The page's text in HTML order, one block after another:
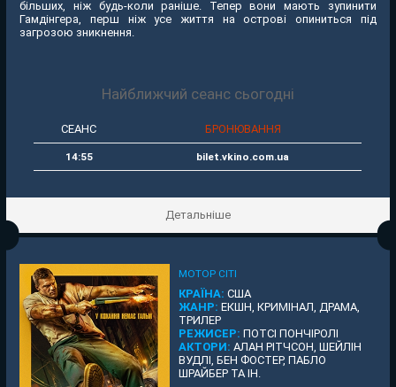
більших, ніж будь-коли раніше. Тепер вони мають зупинити
Гамдінгера, перш ніж усе життя на острові опиниться під
загрозою зникнення.
Найближчий сеанс сьогодні
СЕАНС БРОНЮВАННЯ
14:55 bilet.vkino.com.ua
Детальніше
МОТОР СІТІ
КРАЇНА: США
ЖАНР: ЕКШН, КРИМІНАЛ, ДРАМА,
ТРИЛЕР
РЕЖИСЕР: ПОТСІ ПОНЧІРОЛІ
АКТОРИ: АЛАН РІТЧСОН, ШЕЙЛІН
ВУДЛІ, БЕН ФОСТЕР, ПАБЛО
ШРАЙБЕР ТА ІН.